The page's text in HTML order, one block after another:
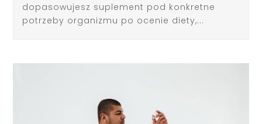
dopasowujesz suplement pod konkretne
potrzeby organizmu po ocenie diety,...